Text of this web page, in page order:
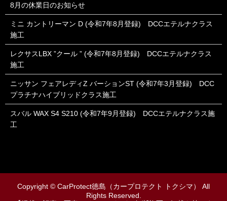
8月の休業日のお知らせ
ミニ カントリーマン D (令和7年8月登録) DCCエテルナクラス
施工
レクサスLBX ”クール ” (令和7年8月登録) DCCエテルナクラス
施工
ニッサン フェアレディZ バーションST (令和7年3月登録) DCC
プラチナハイブリッドクラス施工
スバル WAX S4 S210 (令和7年9月登録) DCCエテルナクラス施
工
Copyright © CarProtect徳島（カープロテクト トクシマ） All
Rights Reserved.